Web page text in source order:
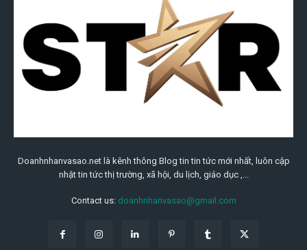
Doanhnhanvasao.net là kênh thông Blog tin tin tức mới nhất, luôn cập
nhật tin tức thị trường, xã hội, du lịch, giáo dục ,...
Contact us: doanhnhanvasao@gmail.com